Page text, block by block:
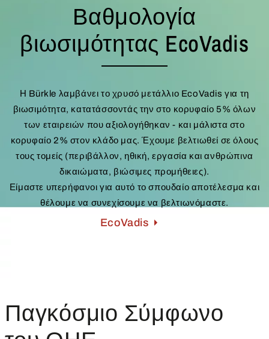
Βαθμολογία
βιωσιμότητας EcoVadis
Η Bürkle λαμβάνει το χρυσό μετάλλιο EcoVadis για τη
βιωσιμότητα, κατατάσσοντάς την στο κορυφαίο 5% όλων
των εταιρειών που αξιολογήθηκαν - και μάλιστα στο
κορυφαίο 2% στον κλάδο μας. Έχουμε βελτιωθεί σε όλους
τους τομείς (περιβάλλον, ηθική, εργασία και ανθρώπινα
δικαιώματα, βιώσιμες προμήθειες).
Είμαστε υπερήφανοι για αυτό το σπουδαίο αποτέλεσμα και
θέλουμε να συνεχίσουμε να βελτιωνόμαστε.
EcoVadis
Παγκόσμιο Σύμφωνο